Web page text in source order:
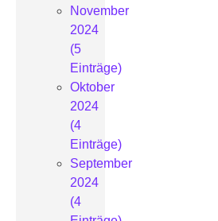
November
2024
(5
Einträge)
Oktober
2024
(4
Einträge)
September
2024
(4